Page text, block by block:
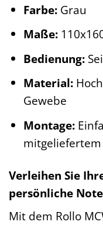
Farbe:Grau
Maße:
Bedienung:
Material:
Gewebe
Montage:
Verleihen Sie
persönliche Note
Mit dem Rollo